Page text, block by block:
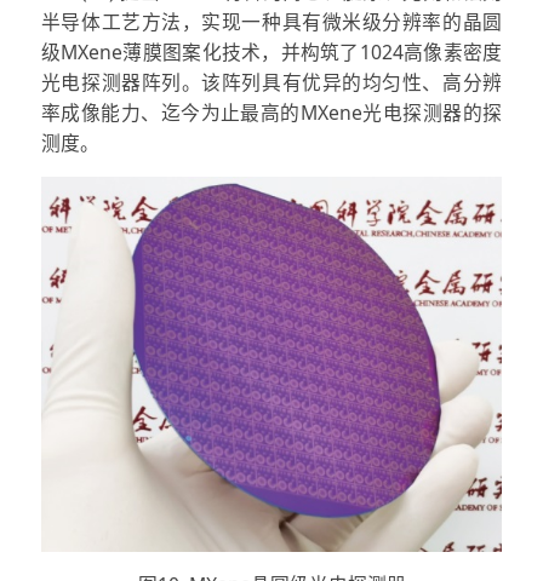
半导体工艺方法，实现一种具有微米级分辨率的晶圆
级MXene薄膜图案化技术，并构筑了1024高像素密度
光电探测器阵列。该阵列具有优异的均匀性、高分辨
率成像能力、迄今为止最高的MXene光电探测器的探
测度。